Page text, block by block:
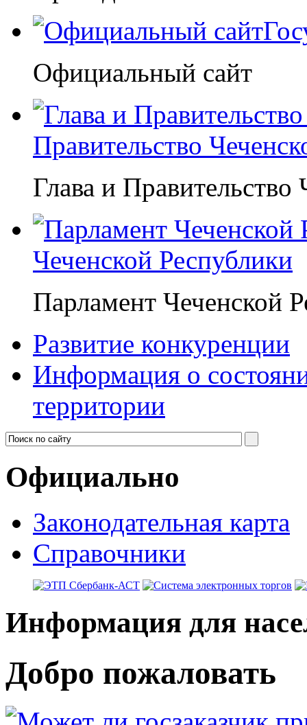
Официальный сайт
Правительство
Глава и
Чеченской Республики
Парламент Чеченской
Развитие конкуренции
Информация о
территории
Официально
Законодательная карта
Справочники
Информация для
Добро пожаловать